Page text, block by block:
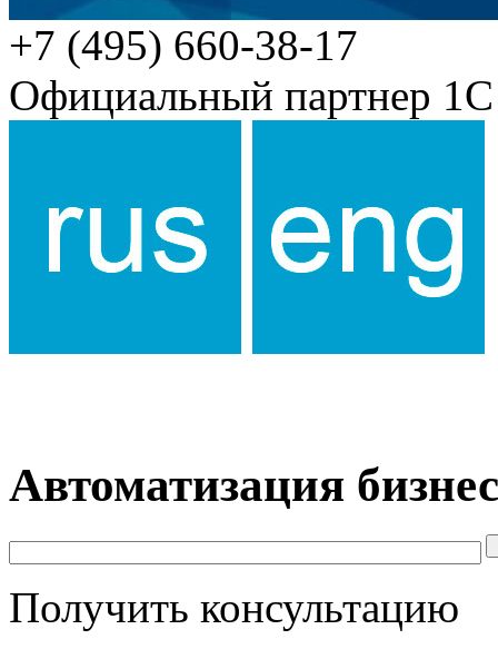
+7 (495) 660-38-17
Официальный партнер 1С
Автоматизация
Получить консультацию